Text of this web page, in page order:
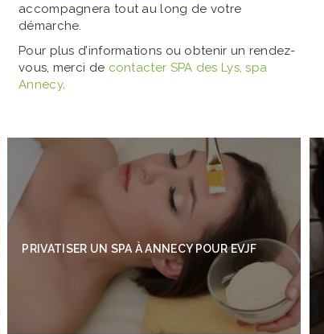
accompagnera tout au long de votre
démarche.
Pour plus d’informations ou obtenir un rendez-
vous, merci de contacter SPA des Lys, spa
Annecy.
PRIVATISER UN SPA À ANNECY POUR EVJF